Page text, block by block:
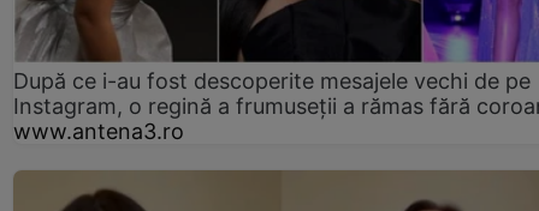
După ce i-au fost descoperite mesajele vechi de pe
Instagram, o regină a frumuseții a rămas fără
www.antena3.ro